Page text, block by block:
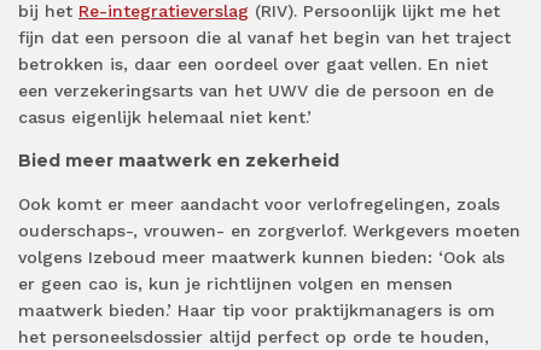
bij het Re-integratieverslag (RIV). Persoonlijk lijkt me het
fijn dat een persoon die al vanaf het begin van het traject
betrokken is, daar een oordeel over gaat vellen. En niet
een verzekeringsarts van het UWV die de persoon en de
casus eigenlijk helemaal niet kent.’
Bied meer maatwerk en zekerheid
Ook komt er meer aandacht voor verlofregelingen, zoals
ouderschaps-, vrouwen- en zorgverlof. Werkgevers moeten
volgens Izeboud meer maatwerk kunnen bieden: ‘Ook als
er geen cao is, kun je richtlijnen volgen en mensen
maatwerk bieden.’ Haar tip voor praktijkmanagers is om
het personeelsdossier altijd perfect op orde te houden,